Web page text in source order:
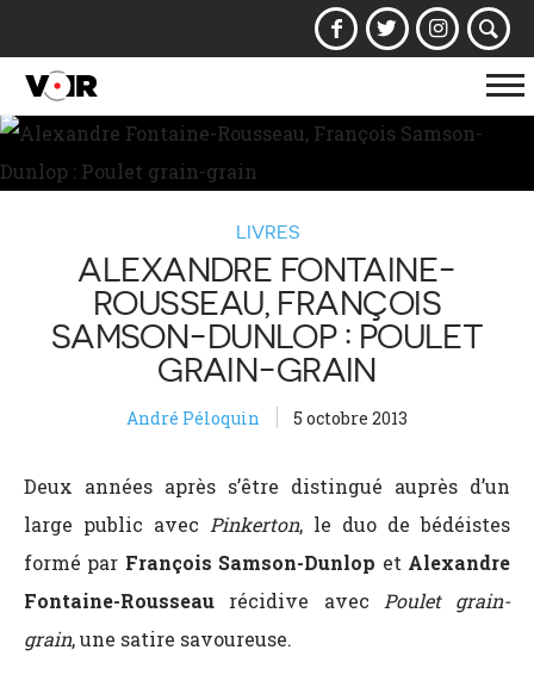
la
LIVRES
ALEXANDRE FONTAINE-
ROUSSEAU, FRANÇOIS
SAMSON-DUNLOP : POULET
GRAIN-GRAIN
André Péloquin 5 octobre 2013
Deux années après s’être distingué auprès d’un
large public avec Pinkerton, le duo de bédéistes
formé par François Samson-Dunlop et Alexandre
Fontaine-Rousseau récidive avec
Poulet grain-
grain, une satire savoureuse.